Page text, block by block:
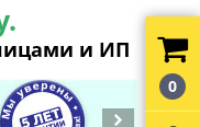
и ИП
0